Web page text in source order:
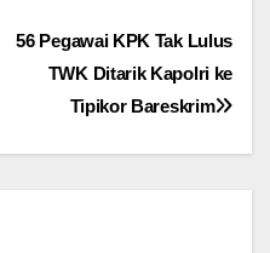
56 Pegawai KPK Tak Lulus
TWK Ditarik Kapolri ke
Tipikor Bareskrim